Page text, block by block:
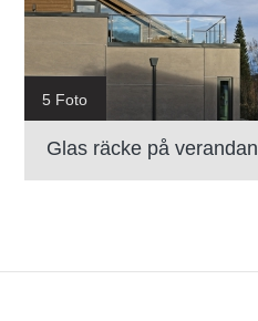
5 Foto
Glas räcke på verandan